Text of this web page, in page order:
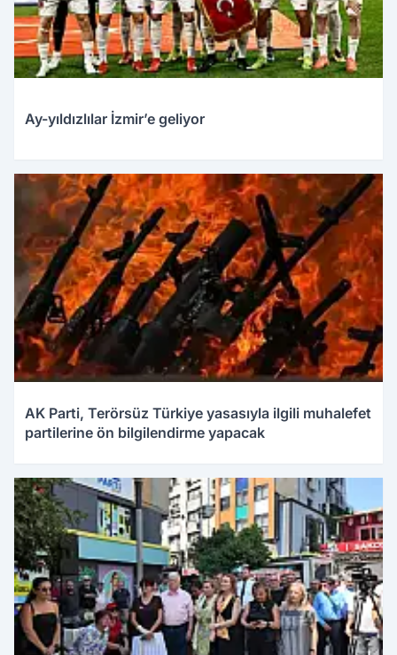
Ay-yıldızlılar İzmir’e geliyor
AK Parti, Terörsüz Türkiye yasasıyla ilgili muhalefet
partilerine ön bilgilendirme yapacak